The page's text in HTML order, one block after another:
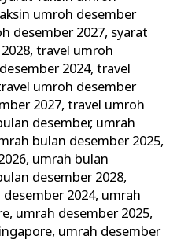
umroh desember
desember 2027, syarat
,travel umroh
2024,travel
umroh desember
2027,travel umroh
desember, umrah
bulan desember 2025,
, umrah bulan
desember 2028,
2024, umrah
, umrah desember 2025,
, umrah desember